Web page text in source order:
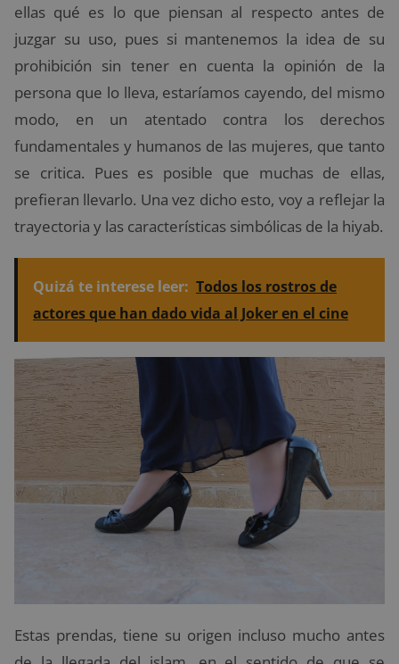
ellas qué es lo que piensan al respecto antes de
juzgar su uso, pues si mantenemos la idea de su
prohibición sin tener en cuenta la opinión de la
persona que lo lleva, estaríamos cayendo, del mismo
modo, en un atentado contra los derechos
fundamentales y humanos de las mujeres, que tanto
se critica. Pues es posible que muchas de ellas,
prefieran llevarlo. Una vez dicho esto, voy a reflejar la
trayectoria y las características simbólicas de la hiyab.
Quizá te interese leer: Todos los rostros de
actores que han dado vida al Joker en el cine
Estas prendas, tiene su origen incluso mucho antes